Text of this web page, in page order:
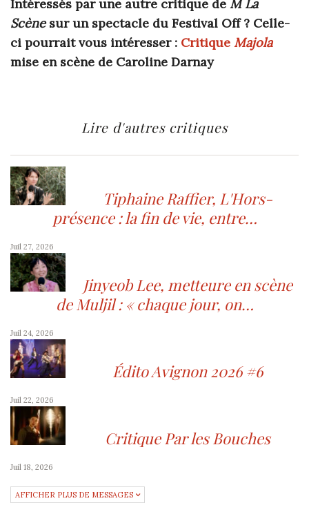
Intéressés par une autre critique de M La
Scènesur un spectacle du Festival Off ? Celle-
ci pourrait vous intéresser : Critique Majola
mise en scène de Caroline Darnay
Lire d'autres critiques
Tiphaine Raffier, L'Hors-
présence : la fin de vie, entre…
Juil 27, 2026
Jinyeob Lee, metteure en scène
de Muljil : « chaque jour, on…
Juil 24, 2026
Édito Avignon 2026 #6
Juil 22, 2026
Critique Par les Bouches
Juil 18, 2026
AFFICHER PLUS DE MESSAGES